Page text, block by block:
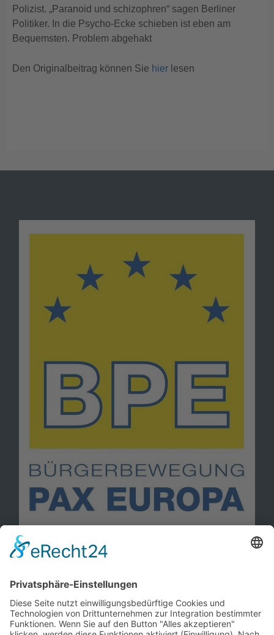
Polizist. „Paranoid und schizophren“ sagen Berliner
Politiker. In die Psycho-Ecke schieben ist eben am
Bequemsten. Problem abgehakt
Den Originalbeitrag können Sie hier lesen
Kontakt
Mitglied werden!